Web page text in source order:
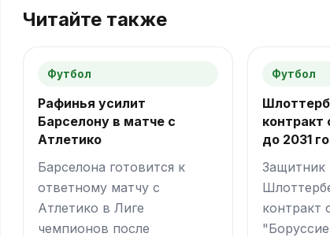
Читайте также
Футбол
Рафинья усилит
Барселону в матче с
Атлетико
Барселона готовится к
ответному матчу с
Атлетико в Лиге
чемпионов после
Футбол
до 2031
Защитник
контракт